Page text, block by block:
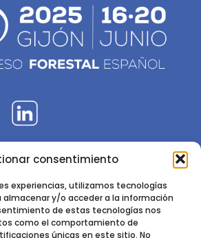
consentimiento
experiencias, utilizamos tecnologías
almacenar y/o acceder a la información
de estas tecnologías nos
como el comportamiento de
únicas en este sitio. No
actividad promovida por laSociedad
Ciencias Forestales, INIA-CSIC
Coruña km 7,5 - 28040 Madrid